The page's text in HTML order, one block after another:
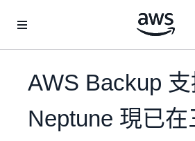
AWS Backup
Neptune 現已